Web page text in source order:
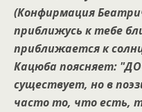
(Конфирмация
приближусь к тебе
приближается к
Кацюба поясняет:
существует, но в
часто то, что есть,